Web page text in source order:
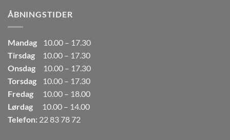
ÅBNINGSTIDER
Mandag
10.00 – 17.30
Tirsdag
10.00 – 17.30
Onsdag
10.00 – 17.30
Torsdag
10.00 – 17.30
Fredag
10.00 – 18.00
Lørdag
10.00 – 14.00
Telefon: 22 83 78 72